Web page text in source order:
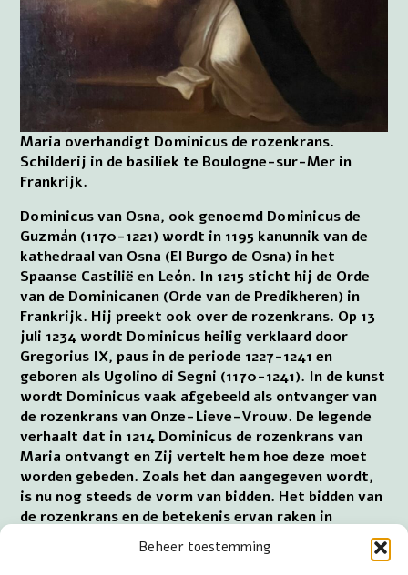
Beheer toestemming
Maria overhandigt Dominicus de rozenkrans.
Schilderij in de basiliek te Boulogne-sur-Mer in
Frankrijk.
Dominicus van Osna, ook genoemd Dominicus de
Guzmán (1170-1221) wordt in 1195 kanunnik van de
kathedraal van Osna (El Burgo de Osna) in het
Spaanse Castilië en León. In 1215 sticht hij de Orde
van de Dominicanen (Orde van de Predikheren) in
Frankrijk. Hij preekt ook over de rozenkrans. Op 13
juli 1234 wordt Dominicus heilig verklaard door
Gregorius IX, paus in de periode 1227-1241 en
geboren als Ugolino di Segni (1170-1241). In de kunst
wordt Dominicus vaak afgebeeld als ontvanger van
de rozenkrans van Onze-Lieve-Vrouw. De legende
verhaalt dat in 1214 Dominicus de rozenkrans van
Maria ontvangt en Zij vertelt hem hoe deze moet
worden gebeden. Zoals het dan aangegeven wordt,
is nu nog steeds de vorm van bidden. Het bidden van
de rozenkrans en de betekenis ervan raken in
onbruik. Dit verandert door Alanus de Rupe, ook
genoemd Alain de la Roche (1428-1475) uit